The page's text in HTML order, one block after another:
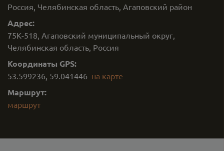
Россия, Челябинская область, Агаповский район
Адрес:
75К-518, Агаповский муниципальный округ,
Челябинская область, Россия
Координаты GPS:
53.599236, 59.041446 на карте
Маршрут:
маршрут